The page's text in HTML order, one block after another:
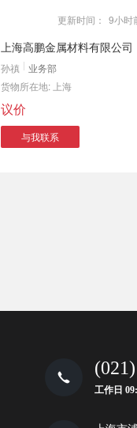
更新时间： 9小时
上海高鹏金属材料有限公司
孙禛
业务部
货物所在地: 上海
议价
与我联系
工作日